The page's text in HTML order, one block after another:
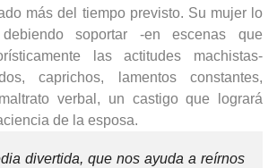
más del tiempo previsto. Su mujer lo
soportar -en escenas que
las actitudes machistas-
caprichos, lamentos constantes,
verbal, un castigo que logrará
de la esposa.
divertida, que nos ayuda a reírnos